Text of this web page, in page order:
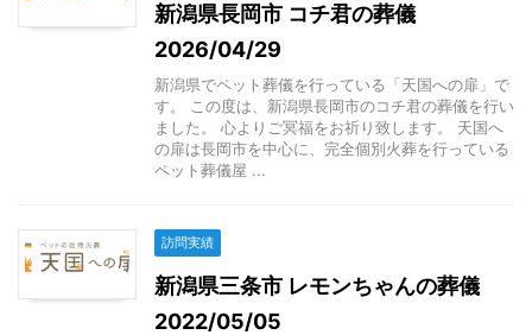
新潟県長岡市 コチ君の葬儀
2026/04/29
新潟県でペット葬儀を行っている「天国への扉」で
す。 この度は、新潟県長岡市のコチ君の葬儀を行い
ました。 心よりご冥福をお祈り致します。 天国へ
の扉は長岡市を中心に、完全個別火葬を行っている
ペット葬儀屋 ...
訪問実績
新潟県三条市 レモンちゃんの葬儀
2022/05/05